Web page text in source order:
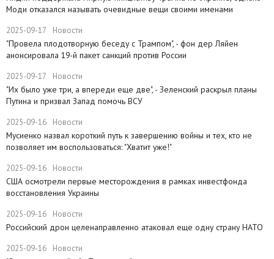
Моди отказался называть очевидные вещи своими именами
2025-09-17 Новости
​"Провела плодотворную беседу с Трампом", - фон дер Ляйен
анонсировала 19-й пакет санкций против России
2025-09-17 Новости
​"Их было уже три, а впереди еще две", - Зеленский раскрыл планы
Путина и призвал Запад помочь ВСУ
2025-09-16 Новости
Мусиенко назвал короткий путь к завершению войны и тех, кто не
позволяет им воспользоваться: "Хватит уже!"
2025-09-16 Новости
США осмотрели первые месторождения в рамках инвестфонда
восстановления Украины
2025-09-16 Новости
Российский дрон целенаправленно атаковал еще одну страну НАТО
2025-09-16 Новости